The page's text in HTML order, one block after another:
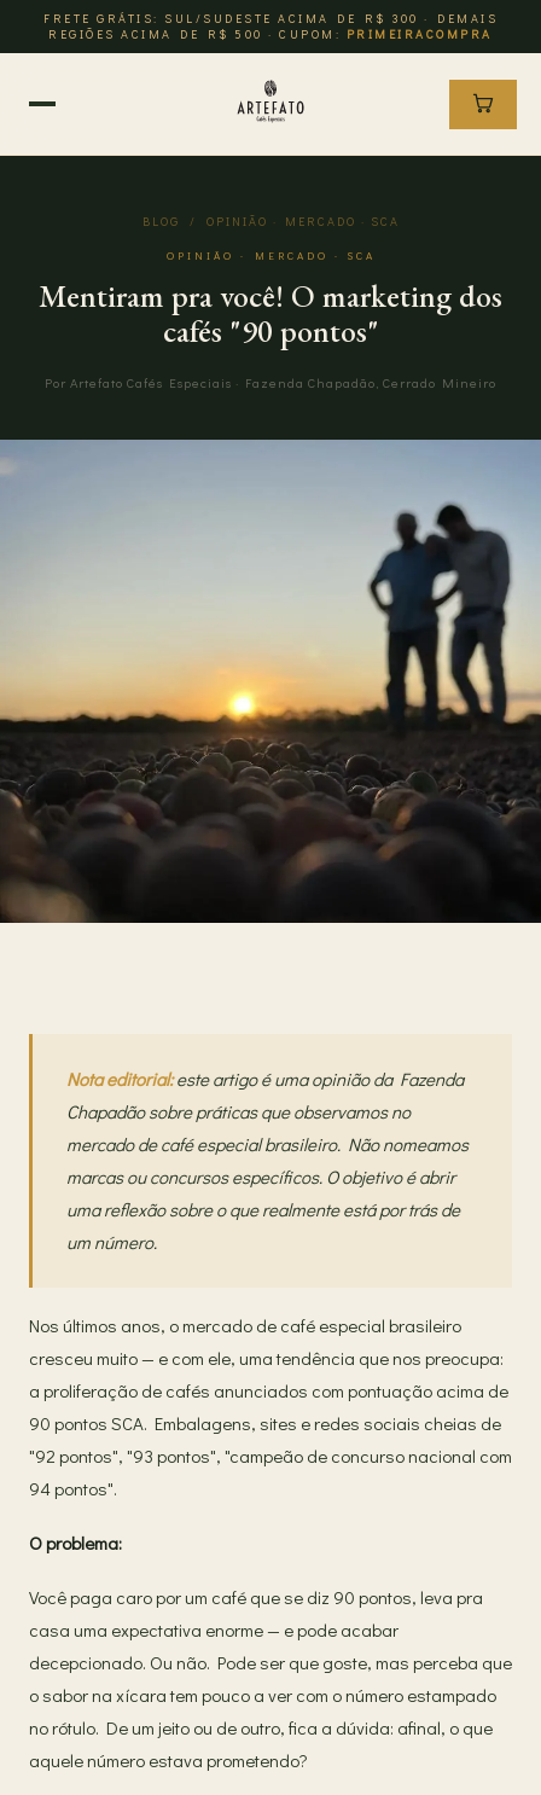
FRETE GRÁTIS: SUL/SUDESTE ACIMA DE R$ 300 · DEMAIS
REGIÕES ACIMA DE R$ 500 · CUPOM: PRIMEIRACOMPRA
BLOG / OPINIÃO · MERCADO · SCA
OPINIÃO · MERCADO · SCA
Mentiram pra você! O marketing dos
cafés "90 pontos"
Por Artefato Cafés Especiais · Fazenda Chapadão, Cerrado Mineiro
Nota editorial:este artigo é uma opinião da Fazenda
Chapadão sobre práticas que observamos no
mercado de café especial brasileiro. Não nomeamos
marcas ou concursos específicos. O objetivo é abrir
uma reflexão sobre o que realmente está por trás de
um número.
Nos últimos anos, o mercado de café especial brasileiro
cresceu muito — e com ele, uma tendência que nos preocupa:
a proliferação de cafés anunciados com pontuação acima de
90 pontos SCA. Embalagens, sites e redes sociais cheias de
"92 pontos", "93 pontos", "campeão de concurso nacional com
94 pontos".
O problema:
Você paga caro por um café que se diz 90 pontos, leva pra
casa uma expectativa enorme — e pode acabar
decepcionado. Ou não. Pode ser que goste, mas perceba que
o sabor na xícara tem pouco a ver com o número estampado
no rótulo. De um jeito ou de outro, fica a dúvida: afinal, o que
aquele número estava prometendo?